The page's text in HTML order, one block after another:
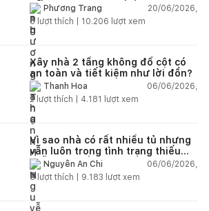
tiết và ví dụ thực tế
Phương Trang
20/06/2026,
5 lượt thích | 10.206 lượt xem
Xây nhà 2 tầng không đổ cột có
an toàn và tiết kiệm như lời đồn?
Thanh Hoa
06/06/2026,
2lượt thích | 4.181 lượt xem
Vì sao nhà có rất nhiều tủ nhưng
vẫn luôn trong tình trạng thiếu
chỗ chứa đồ?
Nguyễn An Chi
06/06/2026,
5lượt thích | 9.183 lượt xem